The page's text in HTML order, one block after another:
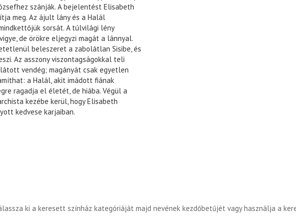
szánják. A bejelentést Elisabeth
meg. Az ájult lány és a Halál
sorsát. A túlvilági lény
de örökre eljegyzi magát a lánnyal.
beleszeret a zabolátlan Sisibe, és
Az asszony viszontagságokkal teli
vendég; magányát csak egyetlen
a Halál, akit imádott fiának
ragadja el életét, de hiába. Végül a
kezébe kerül, hogy Elisabeth
kedvese karjaiban.
ki a keresett színház kategóriáját majd nevének kezdőbetűjét vagy használja a